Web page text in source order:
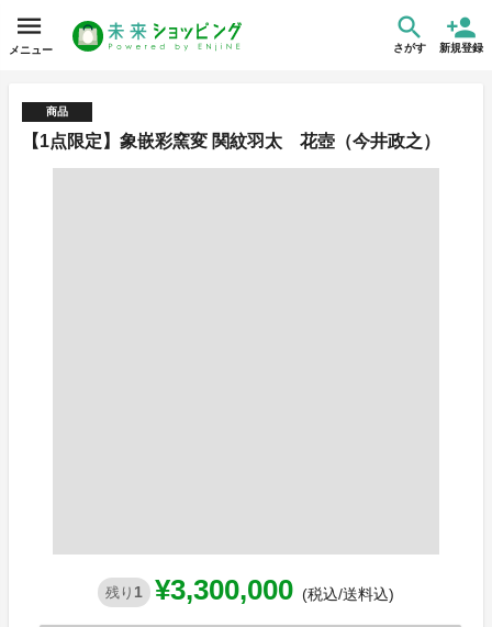
メニュー さがす 新規登録
商品
【1点限定】象嵌彩窯変 関紋羽太 花壺（今井政之）
残り 1 ¥3,300,000 (税込/送料込)